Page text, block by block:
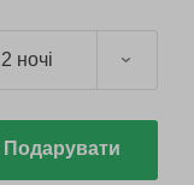
2 ночі
Подарувати